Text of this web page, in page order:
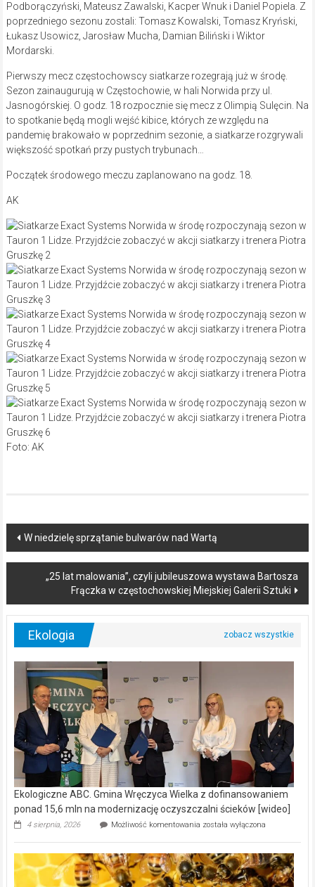
Podborączyński, Mateusz Zawalski, Kacper Wnuk i Daniel Popiela. Z
poprzedniego sezonu zostali: Tomasz Kowalski, Tomasz Kryński,
Łukasz Usowicz, Jarosław Mucha, Damian Biliński i Wiktor
Mordarski.
Pierwszy mecz częstochowscy siatkarze rozegrają już w środę.
Sezon zainaugurują w Częstochowie, w hali Norwida przy ul.
Jasnogórskiej. O godz. 18 rozpocznie się mecz z Olimpią Sulęcin. Na
to spotkanie będą mogli wejść kibice, których ze względu na
pandemię brakowało w poprzednim sezonie, a siatkarze rozgrywali
większość spotkań przy pustych trybunach…
Początek środowego meczu zaplanowano na godz. 18.
AK
Foto: AK
Post
navigation
W niedzielę sprzątanie bulwarów nad Wartą
„25 lat malowania”, czyli jubileuszowa wystawa Bartosza
Frączka w częstochowskiej Miejskiej Galerii Sztuki
Ekologia
Ekologiczne ABC. Gmina Wręczyca Wielka z dofinansowaniem
ponad 15,6 mln na modernizację oczyszczalni ścieków [wideo]
4 sierpnia, 2026 Możliwość komentowania Ekologiczne
Wręczyca
Wielka
z
została wyłączona